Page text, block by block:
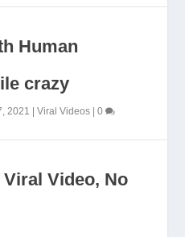
Human
crazy
2021 |Viral Videos |0
Video, No